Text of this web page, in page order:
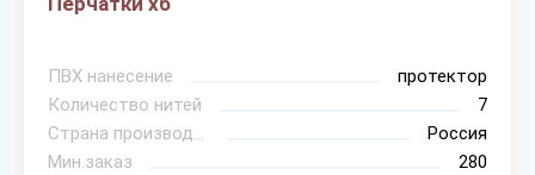
ПВХ нанесение
протектор
Количество нитей
7
Страна производитель
Россия
Мин.заказ
280